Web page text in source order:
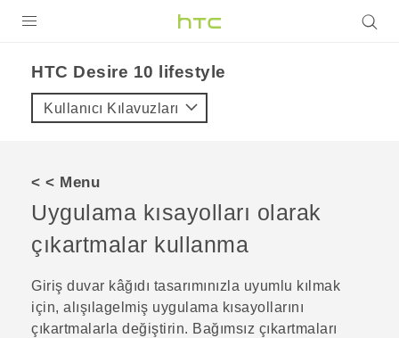
VIVE
VIVERSE
DESTEK
HTC Desire 10 lifestyle‎
Kullanıcı Kılavuzları
< < Menu
Uygulama kısayolları olarak
çıkartmalar kullanma
Giriş duvar kâğıdı tasarımınızla uyumlu kılmak
için, alışılagelmiş uygulama kısayollarını
çıkartmalarla değiştirin. Bağımsız çıkartmaları